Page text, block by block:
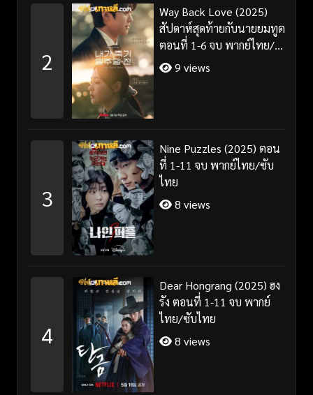
2
Way Back Love (2025)
สัปดาห์สุดท้ายกับนายยมทูต
ตอนที่ 1-6 จบ พากย์ไทย/
ซับไทย
9 views
3
Nine Puzzles (2025) ตอน
ที่ 1-11 จบ พากย์ไทย/ซับ
ไทย
8 views
4
Dear Hongrang (2025) ฮง
รัง ตอนที่ 1-11 จบ พากย์
ไทย/ซับไทย
8 views